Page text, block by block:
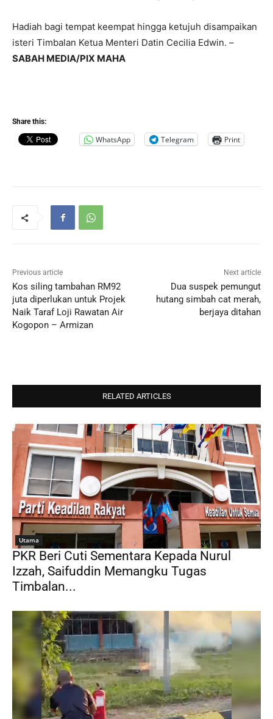
Hadiah bagi tempat keempat hingga ketujuh disampaikan
isteri Timbalan Ketua Menteri Datin Cecilia Edwin. –
SABAH MEDIA/PIX MAHA
Share this:
WhatsApp Telegram Print
Previous article
Kos siling tambahan RM92
juta diperlukan untuk Projek
Naik Taraf Loji Rawatan Air
Kogopon – Armizan
Next article
Dua suspek pemungut
hutang simbah cat merah,
berjaya ditahan
RELATED ARTICLES
Utama
PKR Beri Cuti Sementara Kepada Nurul
Izzah, Saifuddin Memangku Tugas
Timbalan...